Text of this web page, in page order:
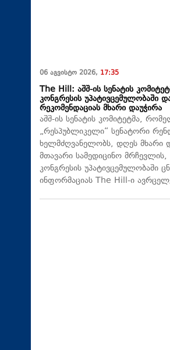
06 აგვისტო 2026, 17:35
The Hill: აშშ-ის სენატის
კონგრესის უპატივცემულობაში
რეკომენდაციას მხარი დაუჭირა
აშშ-ის სენატის კომიტეტმა,
„რესპუბლიკელი“ სენატორი
ხელმძღვანელობს, დღეს მხარი
მთავარი სამედიცინო მრჩევლის,
კონგრესის უპატივცემულობაში
ინფორმაციას The Hill-ი